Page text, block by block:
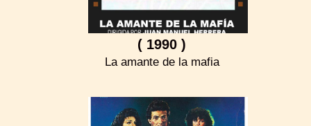
( 1990 )
La amante de la mafia